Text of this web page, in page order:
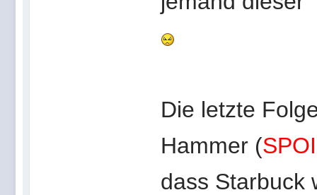
Die letzte
Hammer (
dass Starbuck